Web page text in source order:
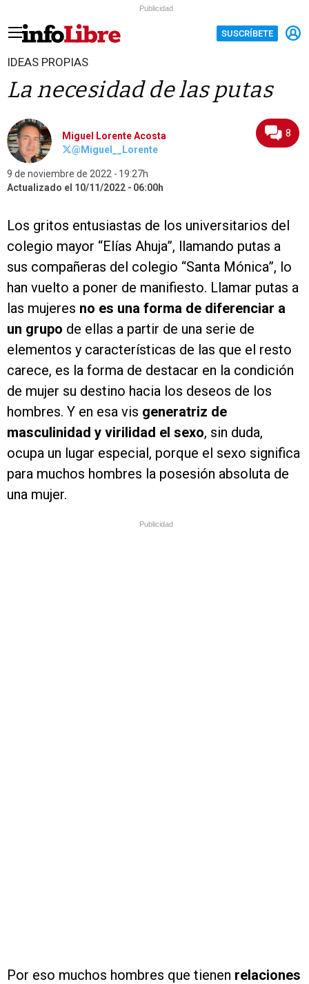
Publicidad
SUSCRÍBETE
IDEAS PROPIAS
La necesidad de las putas
Miguel Lorente Acosta
@Miguel__Lorente
9 de noviembre de 2022
19:27h
Actualizado el 10/11/2022
06:00h
8
Los gritos entusiastas de los universitarios del
colegio mayor “Elías Ahuja”, llamando putas a
sus compañeras del colegio “Santa Mónica”, lo
han vuelto a poner de manifiesto. Llamar putas a
las mujeres no es una forma de diferenciar a
un grupo de ellas a partir de una serie de
elementos y características de las que el resto
carece, es la forma de destacar en la condición
de mujer su destino hacia los deseos de los
hombres. Y en esa vis generatriz de
masculinidad y virilidad el sexo, sin duda,
ocupa un lugar especial, porque el sexo significa
para muchos hombres la posesión absoluta de
una mujer.
Publicidad
Por eso muchos hombres que tienen relaciones